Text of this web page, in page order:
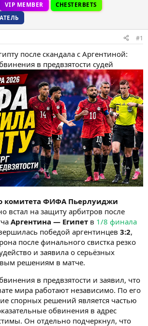
VIP MEMBER
CHESTERBETS
#1
после скандала с Аргентиной:
в предвзятости судей
комитета ФИФА Пьерлуиджи
встал на защиту арбитров после
Аргентина — Египет в 1/8 финала
победой аргентинцев 3:2,
после финального свистка резко
и заявила о серьёзных
решениям в матче.
в предвзятости и заявил, что
мира работают независимо. По его
спорных решений является частью
обвинения в адрес
Он отдельно подчеркнул, что